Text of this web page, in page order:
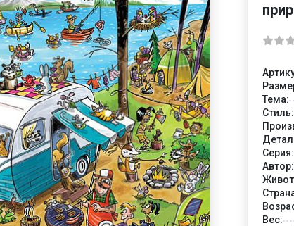
Тема:
Стиль:
Серия:
Автор:
Вес: